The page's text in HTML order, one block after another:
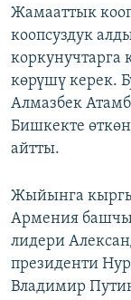
Жамааттык
коопсуздук
көрүшү керек.
Алмазбек
Бишкекте
айтты.
Жыйынга
Армения
лидери
президенти
Владимир